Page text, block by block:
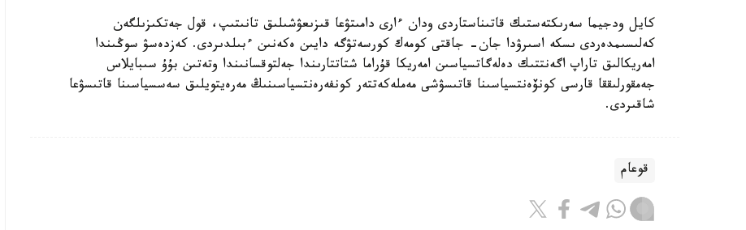
كايل ودجيما سەرىكتەستىك قاتىناستاردى ودان ءارى دامىتۋعا قىزىعۋشىلىق تانىتىپ، قول جەتكىزىلگەن
كەلىسىمدەردى ىسكە اسىرۋدا جان- جاقتى كومەك كورسەتۋگە دايىن ەكەنىن ءبىلدىردى. كەزدەسۋ سوڭىندا
امەريكالىق تاراپ اگەنتتىك دەلەگاتسياسىن امەريكا قۇراما شتاتتارىندا جەلتوقسانىندا وتەتىن بۇۇ سىبايلاس
جەمقورلىققا قارسى كونۆەنتسياسىنا قاتىسۋشى مەملەكەتتەر كونفەرەنتسياسىنىڭ مەرەيتويلىق سەسسياسىنا قاتىسۋعا
شاقىردى.
قوعام